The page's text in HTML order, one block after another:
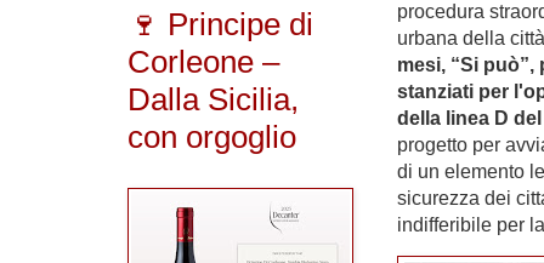
procedura
urbana della
mesi, “Si
stanziati per
della linea D
progetto per
di un elemento
sicurezza dei
indifferibile per
🍷 Principe di
Corleone –
Dalla Sicilia,
con orgoglio